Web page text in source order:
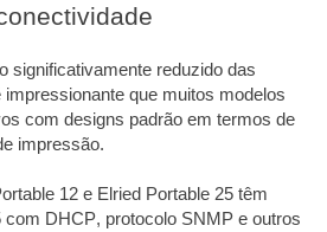
significativamente reduzido das
que muitos modelos
com designs padrão em termos de
impressão.
12 e Elried Portable 25 têm
DHCP, protocolo SNMP e outros